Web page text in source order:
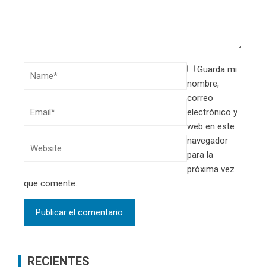
Guarda mi
nombre,
correo
electrónico y
web en este
navegador
para la
próxima vez
que comente.
RECIENTES